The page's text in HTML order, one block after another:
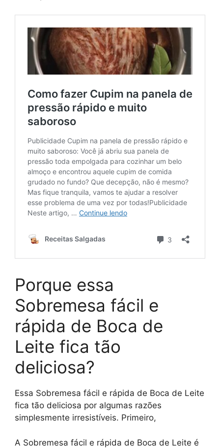
Porque essa
Sobremesa fácil e
rápida de Boca de
Leite fica tão
deliciosa?
Essa Sobremesa fácil e rápida de Boca de Leite
fica tão deliciosa por algumas razões
simplesmente irresistíveis. Primeiro,
A Sobremesa fácil e rápida de Boca de Leite é